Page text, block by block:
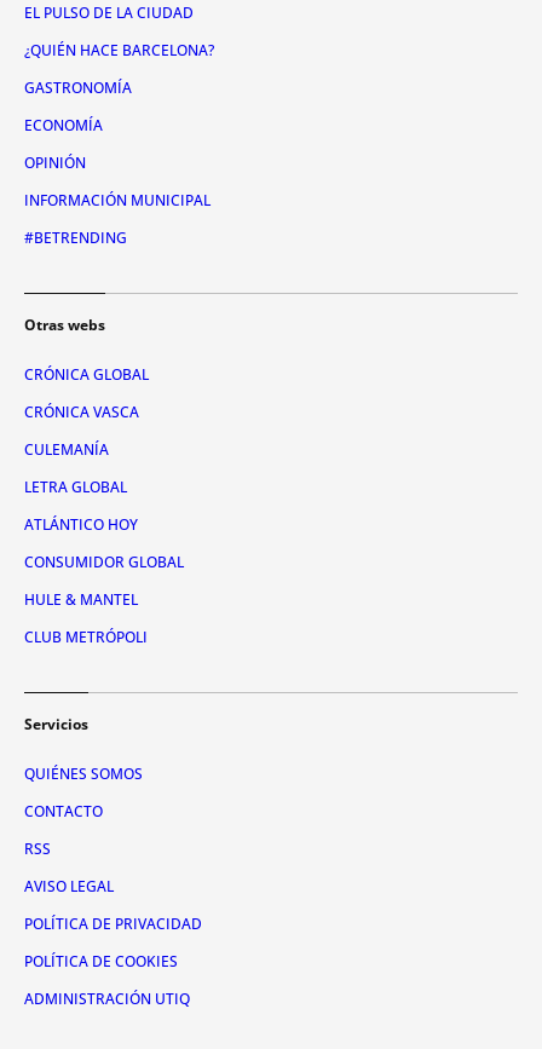
EL PULSO DE LA CIUDAD
¿QUIÉN HACE BARCELONA?
GASTRONOMÍA
ECONOMÍA
OPINIÓN
INFORMACIÓN MUNICIPAL
#BETRENDING
Otras webs
CRÓNICA GLOBAL
CRÓNICA VASCA
CULEMANÍA
LETRA GLOBAL
ATLÁNTICO HOY
CONSUMIDOR GLOBAL
HULE & MANTEL
CLUB METRÓPOLI
Servicios
QUIÉNES SOMOS
CONTACTO
RSS
AVISO LEGAL
POLÍTICA DE PRIVACIDAD
POLÍTICA DE COOKIES
ADMINISTRACIÓN UTIQ